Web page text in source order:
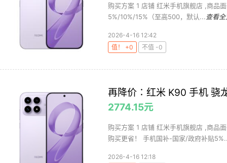
购买方案 1 店铺 红米手机旗舰店 ,商品
5%/10%/15%（至高500，默认... 查看
2026-4-16 12:42
值！ +0
不值 -0
再降价∶红米 K90 手机 骁
2774.15元
购买方案 1 店铺 红米手机旗舰店 ,商品
购买更省！ 手机国补-国家/政府补贴
2026-4-16 12:18